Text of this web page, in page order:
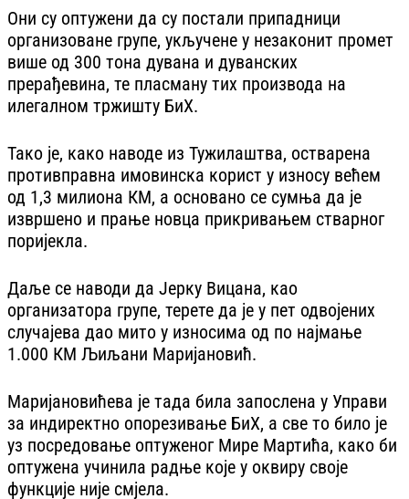
Они су оптужени да су постали припадници
организоване групе, укључене у незаконит промет
више од 300 тона дувана и дуванских
прерађевина, те пласману тих производа на
илегалном тржишту БиХ.
Тако је, како наводе из Тужилаштва, остварена
противправна имовинска корист у износу већем
од 1,3 милиона КМ, а основано се сумња да је
извршено и прање новца прикривањем стварног
поријекла.
Даље се наводи да Јерку Вицана, као
организатора групе, терете да је у пет одвојених
случајева дао мито у износима од по најмање
1.000 КМ Љиљани Маријановић.
Маријановићева је тада била запослена у Управи
за индиректно опорезивање БиХ, а све то било је
уз посредовање оптуженог Мире Мартића, како би
оптужена учинила радње које у оквиру своје
функције није смјела.